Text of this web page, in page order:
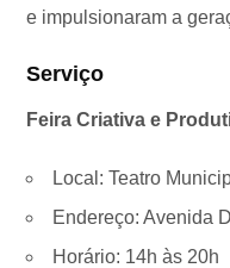
e impulsionaram a
Serviço
Feira Criativa e
Local: Teatro
Endereço: Avenida
Horário: 14h às 20h